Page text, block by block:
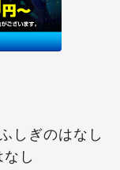
しぎのはなし
し